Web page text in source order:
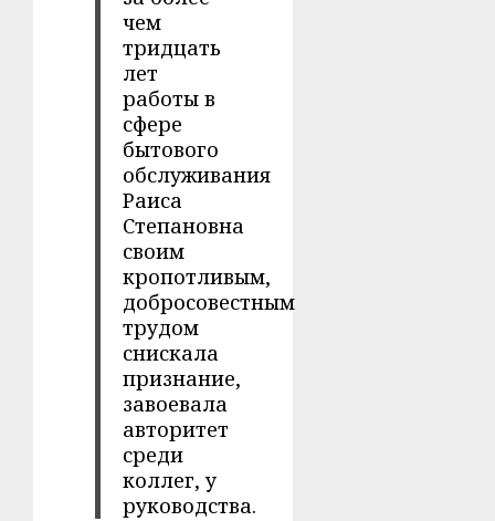
чем
тридцать
лет
работы в
сфере
бытового
обслуживания
Раиса
Степановна
своим
кропотливым,
добросовестным
трудом
снискала
признание,
завоевала
авторитет
среди
коллег, у
руководства.